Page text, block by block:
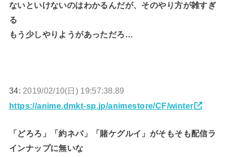
ないといけないのはわかるんだが、そのやり方が雑すぎ
る
もう少しやりようがあっただろ…
34: 2019/02/10(日) 19:57:38.89
https://anime.dmkt-sp.jp/animestore/CF/winter
「どろろ」「約ネバ」「賭ケグルイ」がそもそも配信ラ
インナップに無いな